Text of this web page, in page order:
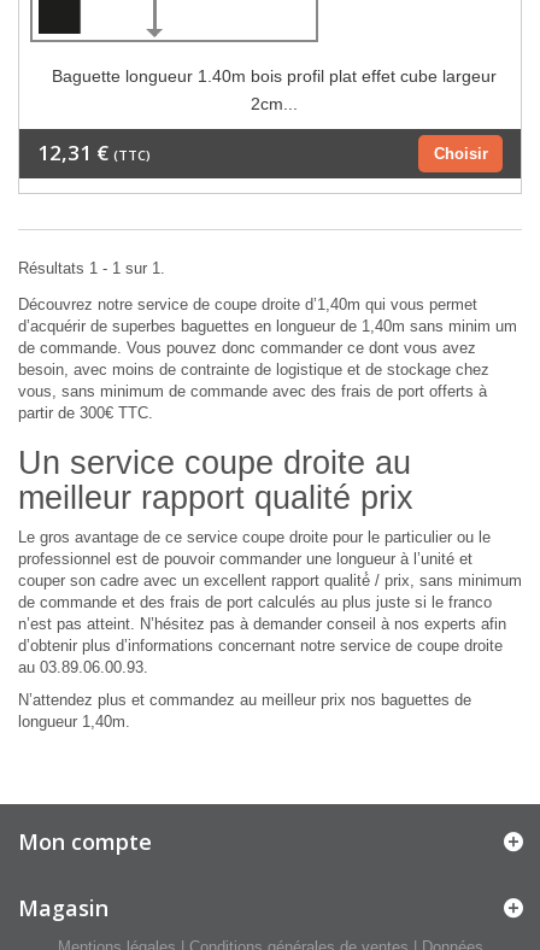
Baguette longueur 1.40m bois profil plat effet cube largeur
2cm...
Choisir
12,31 € (TTC)
Résultats 1 - 1 sur 1.
Découvrez notre service de coupe droite d’1,40m qui vous permet
d’acquérir de superbes baguettes en longueur de 1,40m sans minim um
de commande. Vous pouvez donc commander ce dont vous avez
besoin, avec moins de contrainte de logistique et de stockage chez
vous, sans minimum de commande avec des frais de port offerts à
partir de 300€ TTC.
Un service coupe droite au
meilleur rapport qualité prix
Le gros avantage de ce service coupe droite pour le particulier ou le
professionnel est de pouvoir commander une longueur à l’unité et
couper son cadre avec un excellent rapport qualité́ / prix, sans minimum
de commande et des frais de port calculés au plus juste si le franco
n’est pas atteint. N’hésitez pas à demander conseil à nos experts afin
d’obtenir plus d’informations concernant notre service de coupe droite
au 03.89.06.00.93.
N’attendez plus et commandez au meilleur prix nos baguettes de
longueur 1,40m.
Mon compte
Magasin